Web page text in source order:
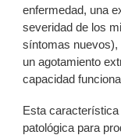
enfermedad, una
severidad de los
síntomas nuevos),
un agotamiento
capacidad
Esta característica
patológica para